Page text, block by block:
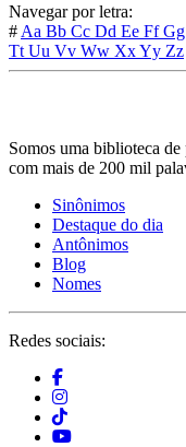
Navegar por letra:
# Aa Bb Cc Dd Ee FfGg
Tt Uu Vv Ww XxYy Zz
Somos uma biblioteca
com mais de 200 mil
Sinônimos
Destaque do dia
Antônimos
Blog
Nomes
Redes sociais: